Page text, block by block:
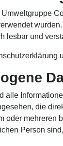
lesbar und
alle
die
oder mehreren
Person